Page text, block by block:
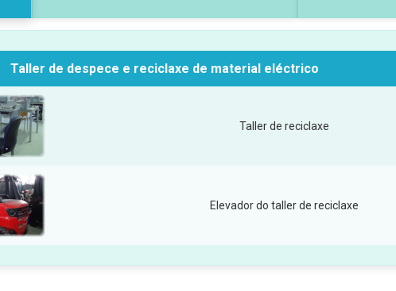
Taller de despece e reciclaxe de material eléctrico
Taller de reciclaxe
Elevador do taller de reciclaxe